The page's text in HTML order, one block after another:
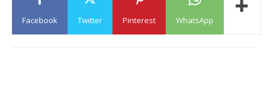
Facebook Twitter Pinterest WhatsApp